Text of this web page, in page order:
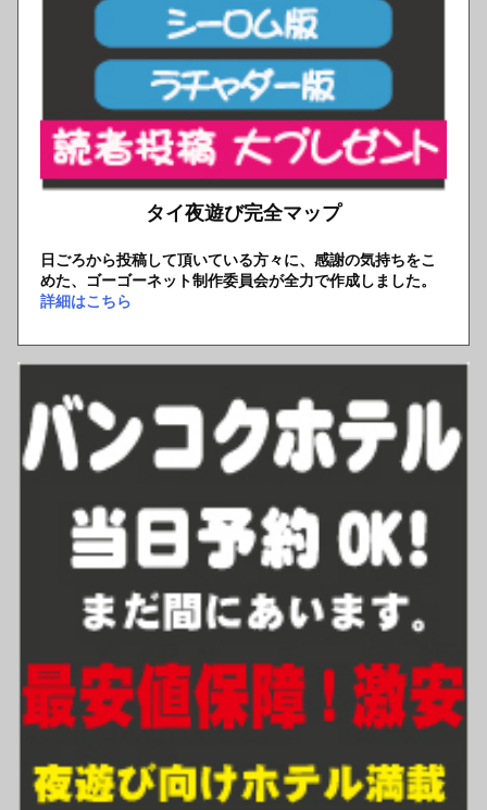
タイ夜遊び完全マップ
日ごろから投稿して頂いている方々に、感謝の気持ちをこ
めた、ゴーゴーネット制作委員会が全力で作成しました。
詳細はこちら